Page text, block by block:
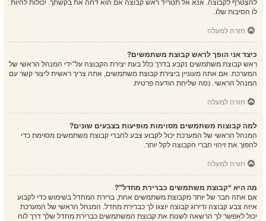
להצטרף לקבוצה. אנא אל תטריד ראש קבוצה אם הוא דחה את בקשתך. יכולות להיות
לו הסיבות שלו.
חזרה למעלה
כיצד אני הופך לראש קבוצת משתמשים?
ראש קבוצת משתמשים נקבע בדרך כלל בעת יצירת הקבוצה על־ידי המנהל הראשי של
המערכת. אם אתה מעוניין ביצירת קבוצת משתמשים, אתה צריך ראשית ליצור קשר עם
המנהל הראשי. נסה שליחת הודעה פרטית.
חזרה למעלה
למה קבוצות משתמשים מסוימות מופיעות בצבעים שונים?
המנהל הראשי של המערכת יכול לקבוע צבע לחברי קבוצת משתמשים מסוימת כדי
להפוך את זיהוי חברי הקבוצה לקל יותר.
חזרה למעלה
מה היא “קבוצת משתמשים כברירת מחדל”?
אם אתה חבר של יותר מקבוצת משתמשים אחת, ברירת המחדל בשימוש כדי לקבוע
איזה צבע קבוצה ודירוג קבוצה יוצגו לך כברירת מחדל. המנהל הראשי של המערכת
יכול לאפשר לך הרשאה לשנות את קבוצת המשתמשים כברירת מחדל שלך דרך לוח